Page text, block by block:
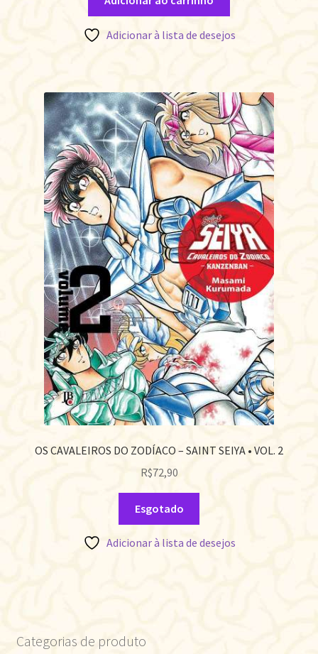
Adicionar à lista de desejos
OS CAVALEIROS DO ZODÍACO – SAINT SEIYA • VOL. 2
R$72,90
Esgotado
Adicionar à lista de desejos
Categorias de produto